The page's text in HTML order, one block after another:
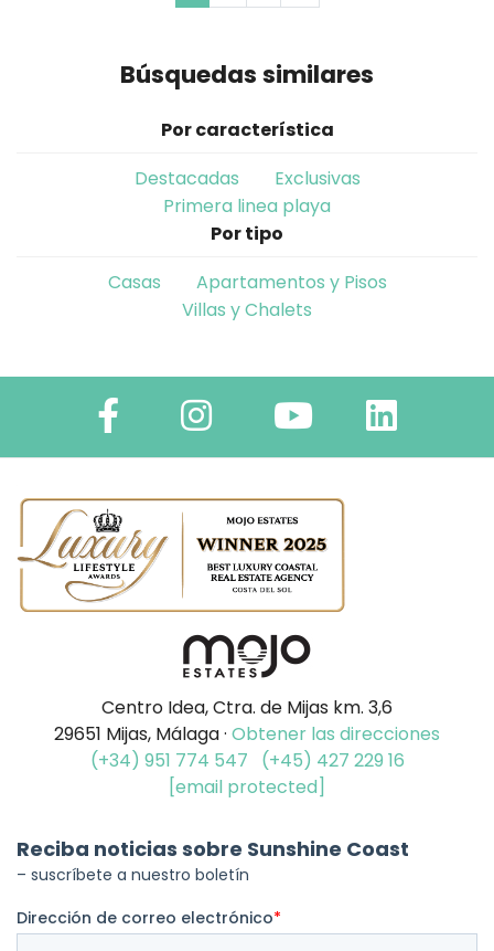
Búsquedas similares
Por característica
Destacadas
Exclusivas
Primera linea playa
Por tipo
Casas
Apartamentos y Pisos
Villas y Chalets
Centro Idea, Ctra. de Mijas km. 3,6
29651 Mijas, Málaga · Obtener las direcciones
(+34) 951 774 547
(+45) 427 229 16
[email protected]